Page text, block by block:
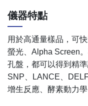
儀器特點
用於高通量樣品，可
螢光、Alpha Screen
孔盤，都可以得到精
SNP、LANCE、
增生反應、酵素動力